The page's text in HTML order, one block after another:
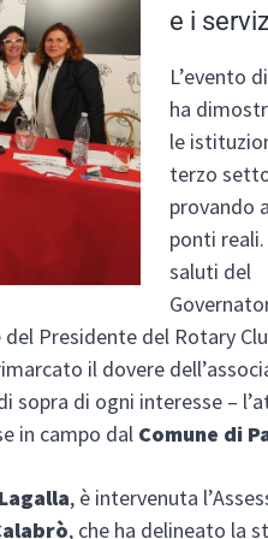
e i
L’evento
ha
le
terzo
provando
ponti
saluti del
del Presidente del Rotary
il dovere
sopra di ogni interesse –
in campo dal Comune di
, è intervenuta
, che ha delineato la